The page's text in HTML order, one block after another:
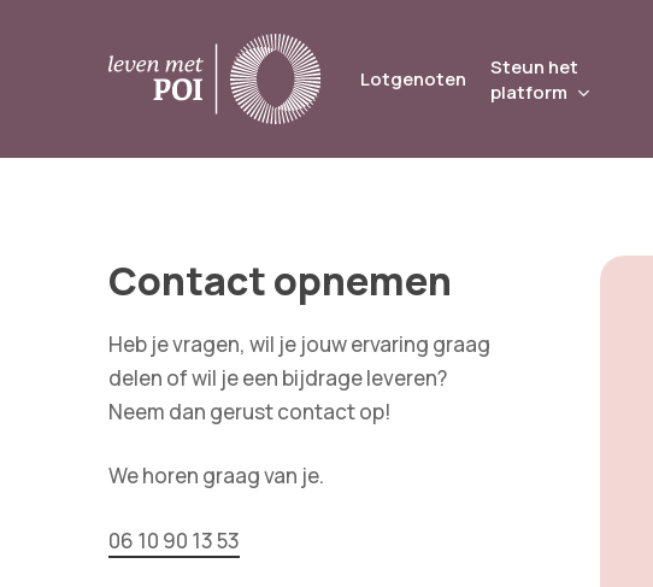
Lotgenoten
Steun het
platform
Contact opnemen
Heb je vragen, wil je jouw ervaring graag
delen of wil je een bijdrage leveren?
Neem dan gerust contact op!
We horen graag van je.
06 10 90 13 53